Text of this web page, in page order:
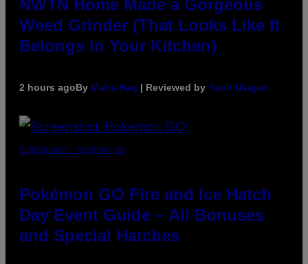
NWTN Home Made a Gorgeous
Weed Grinder (That Looks Like It
Belongs in Your Kitchen)
2 hours agoBy Maha Haq | Reviewed by Ysolt Usigan
SCREENSHOT: POKEMON GO
Pokémon GO Fire and Ice Hatch
Day Event Guide – All Bonuses
and Special Hatches